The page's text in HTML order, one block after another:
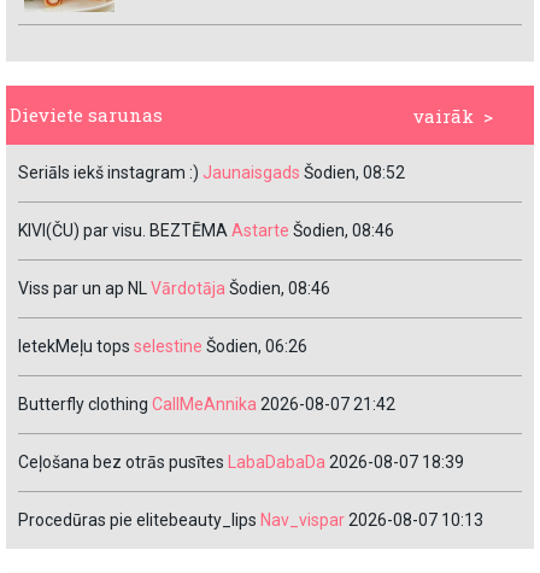
vairāk >
Dieviete sarunas
Seriāls iekš instagram :) Jaunaisgads Šodien, 08:52
KIVI(ČU) par visu. BEZTĒMAAstarte Šodien, 08:46
Viss par un ap NLVārdotāja Šodien, 08:46
IetekMeļu tops selestine Šodien, 06:26
Butterfly clothing CallMeAnnika 2026-08-07 21:42
Ceļošana bez otrās pusītes LabaDabaDa 2026-08-07 18:39
Procedūras pie elitebeauty_lips Nav_vispar2026-08-07 10:13